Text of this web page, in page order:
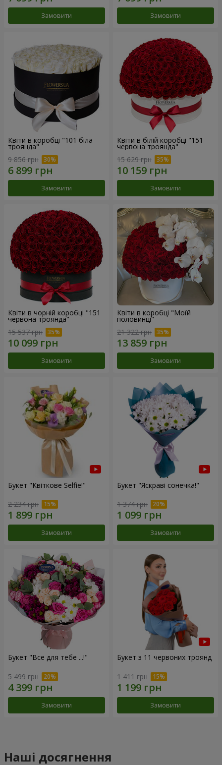
Замовити Замовити
Квіти в коробці "101 біла
троянда"
9 856 грн
Замовити
Квіти в білій коробці "151
червона троянда"
15 629 грн
Замовити
Квіти в чорній коробці "151
червона троянда"
15 537 грн
Замовити
Квіти в коробці "Моїй
половинці"
21 322 грн
Замовити
Букет "Квіткове Selfie!"
2 234 грн
Замовити
Букет "Яскраві сонечка!"
1 374 грн
Замовити
Букет "Все для тебе ...!"
5 499 грн
Замовити
Букет з 11 червоних троянд
1 411 грн
Замовити
Наші досягнення